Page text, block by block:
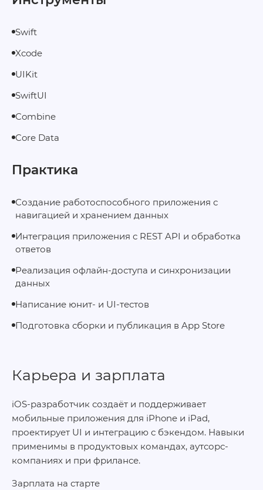
Swift
Xcode
UIKit
SwiftUI
Combine
Core Data
Практика
Создание работоспособного приложения с
навигацией и хранением данных
Интеграция приложения с REST API и обработка
ответов
Реализация офлайн-доступа и синхронизации
данных
Написание юнит- и UI-тестов
Подготовка сборки и публикация в App Store
Карьера и зарплата
iOS-разработчик создаёт и поддерживает
мобильные приложения для iPhone и iPad,
проектирует UI и интеграцию с бэкендом. Навыки
применимы в продуктовых командах, аутсорс-
компаниях и при фрилансе.
Зарплата на старте